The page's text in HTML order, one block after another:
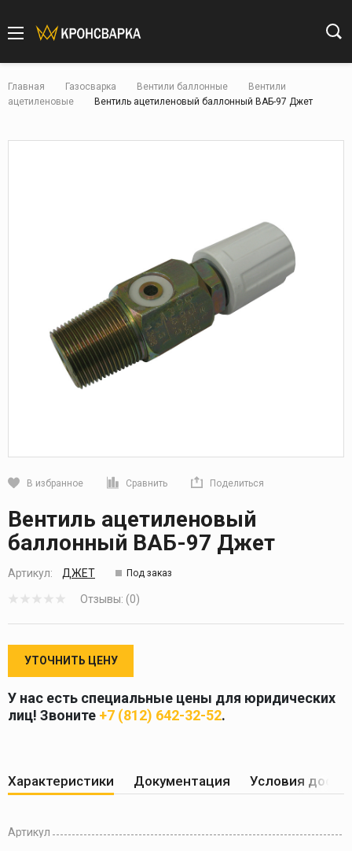
Главная Газосварка Вентили баллонные
Вентили
ацетиленовые
Вентиль ацетиленовый баллонный ВАБ-97 Джет
В избранное Сравнить Поделиться
Вентиль ацетиленовый
баллонный ВАБ-97 Джет
Артикул: ДЖЕТ Под заказ
Отзывы: (0)
УТОЧНИТЬ ЦЕНУ
У нас есть специальные цены для юридических
лиц! Звоните +7 (812) 642-32-52.
Характеристики Документация Условия
Артикул